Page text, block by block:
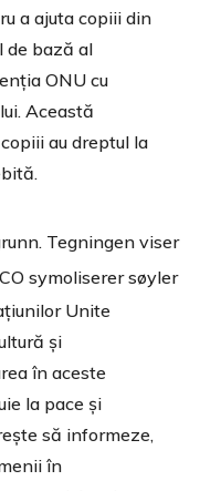
a ajuta copiii din
de bază al
ONU cu
Această
au dreptul la
Unite
și
în aceste
la pace și
să informeze,
în